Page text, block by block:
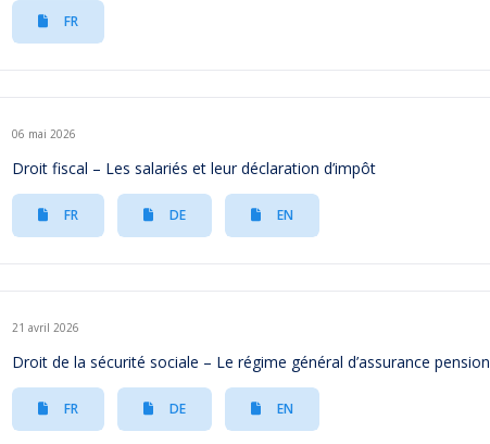
FR
06 mai 2026
Droit fiscal – Les salariés et leur déclaration d’impôt
FR DE EN
21 avril 2026
Droit de la sécurité sociale – Le régime général d’assurance pension
FR DE EN